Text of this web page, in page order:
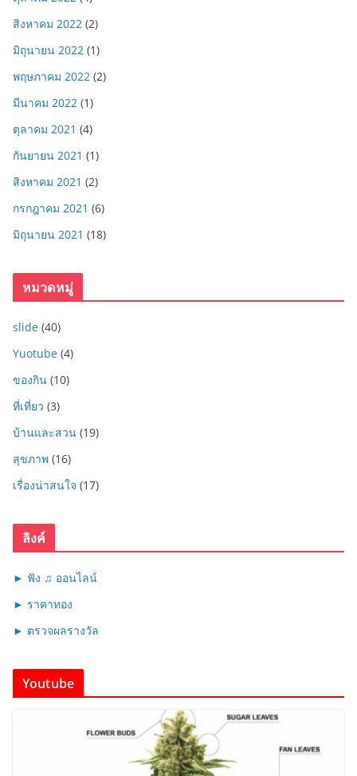
สิงหาคม 2022 (2)
มิถุนายน 2022 (1)
พฤษภาคม 2022 (2)
มีนาคม 2022 (1)
ตุลาคม 2021 (4)
กันยายน 2021 (1)
สิงหาคม 2021 (2)
กรกฎาคม 2021 (6)
มิถุนายน 2021 (18)
หมวดหมู่
slide (40)
Yuotube (4)
ของกิน (10)
ที่เที่ยว (3)
บ้านและสวน (19)
สุขภาพ (16)
เรื่องน่าสนใจ (17)
ลิงค์
► ฟัง ♫ ออนไลน์
► ราคาทอง
► ตรวจผลรางวัล
Youtube